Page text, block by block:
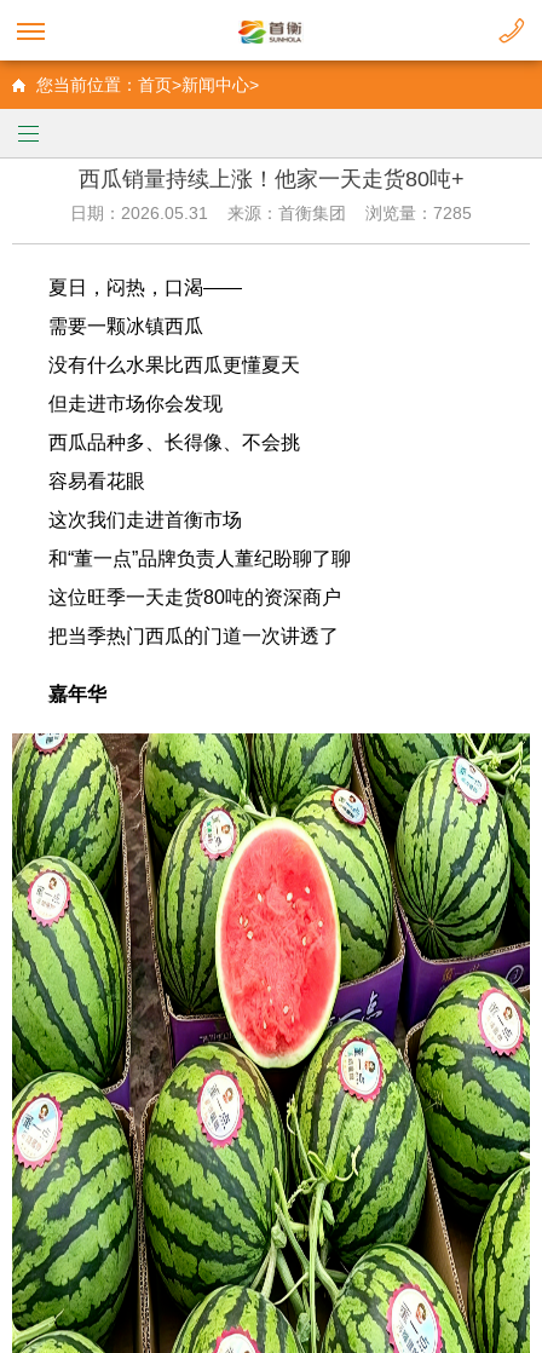
您当前位置：首页>新闻中心>
西瓜销量持续上涨！他家一天走货80吨+
日期：2026.05.31 来源：首衡集团 浏览量：7285
夏日，闷热，口渴——
需要一颗冰镇西瓜
没有什么水果比西瓜更懂夏天
但走进市场你会发现
西瓜品种多、长得像、不会挑
容易看花眼
这次我们走进首衡市场
和“董一点”品牌负责人董纪盼聊了聊
这位旺季一天走货80吨的资深商户
把当季热门西瓜的门道一次讲透了
嘉年华